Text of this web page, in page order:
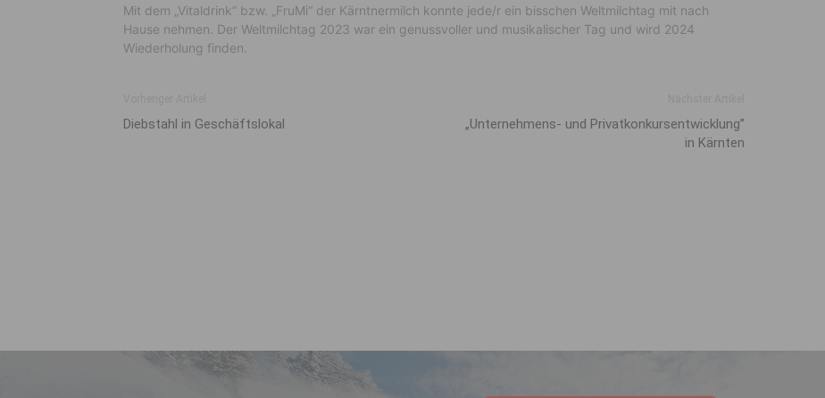
Mit dem „Vitaldrink“ bzw. „FruMi“ der Kärntnermilch konnte jede/r ein bisschen Weltmilchtag mit nach
Hause nehmen. Der Weltmilchtag 2023 war ein genussvoller und musikalischer Tag und wird 2024
Wiederholung finden.
Diebstahl in Geschäftslokal
„Unternehmens- und Privatkonkursentwicklung”
in Kärnten